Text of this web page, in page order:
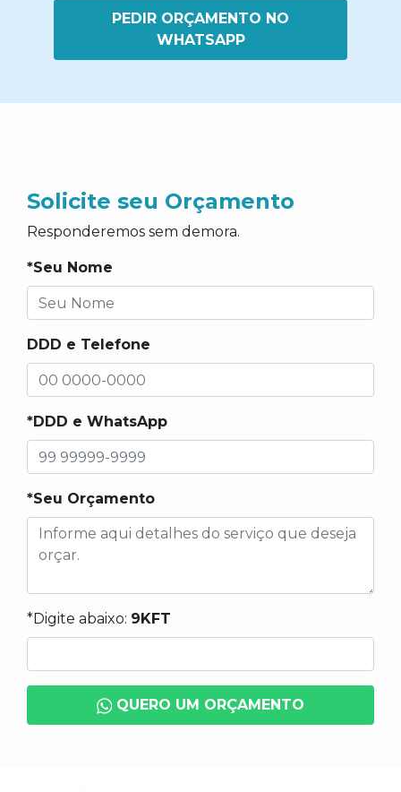
PEDIR ORÇAMENTO NO
WHATSAPP
Solicite seu Orçamento
Responderemos sem demora.
*Seu Nome
DDD e Telefone
*DDD e WhatsApp
*Seu Orçamento
*Digite abaixo: 9KFT
QUERO UM ORÇAMENTO